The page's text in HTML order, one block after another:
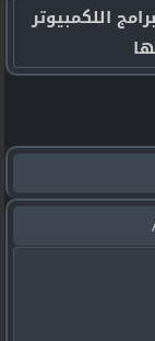
اللكمبيوتر